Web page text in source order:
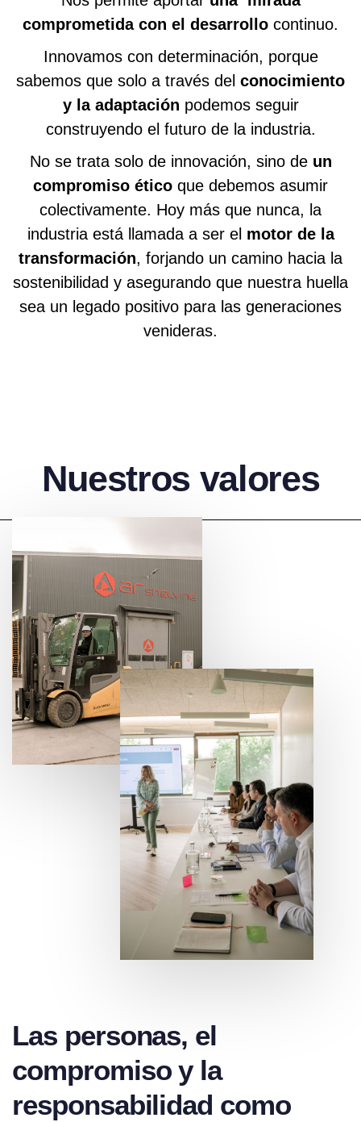
comprometida con el desarrollo continuo.
Innovamos con determinación, porque
sabemos que solo a través del conocimiento
y la adaptación podemos seguir
construyendo el futuro de la industria.
No se trata solo de innovación, sino de un
compromiso ético que debemos asumir
colectivamente. Hoy más que nunca, la
industria está llamada a ser el motor de la
transformación, forjando un camino hacia la
sostenibilidad y asegurando que nuestra huella
sea un legado positivo para las generaciones
venideras.
Nuestros valores
Las personas, el
compromiso y la
responsabilidad como